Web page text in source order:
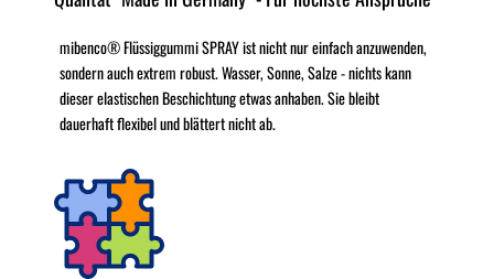
mibenco® Flüssiggummi SPRAY ist nicht nur einfach anzuwenden,
sondern auch extrem robust. Wasser, Sonne, Salze - nichts kann
dieser elastischen Beschichtung etwas anhaben. Sie bleibt
dauerhaft flexibel und blättert nicht ab.